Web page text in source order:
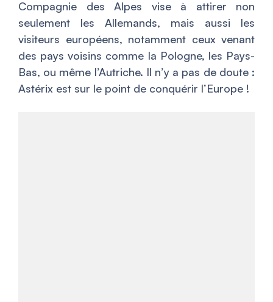
Compagnie des Alpes vise à attirer non
seulement les Allemands, mais aussi les
visiteurs européens, notamment ceux venant
des pays voisins comme la Pologne, les Pays-
Bas, ou même l’Autriche. Il n’y a pas de doute :
Astérix est sur le point de conquérir l’Europe !